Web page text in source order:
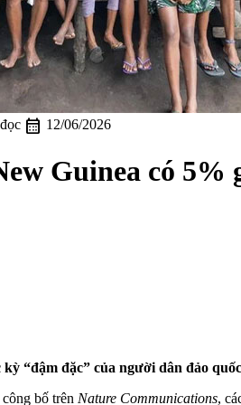
calendar_month 12/06/2026
Guinea có 5%
“đậm đặc” của người dân đảo
bố trên Nature Communications,